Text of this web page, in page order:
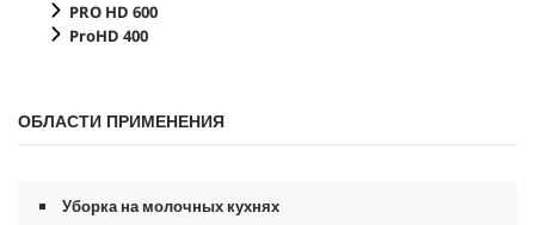
PRO HD 600
ProHD 400
ОБЛАСТИ ПРИМЕНЕНИЯ
Уборка на молочных кухнях